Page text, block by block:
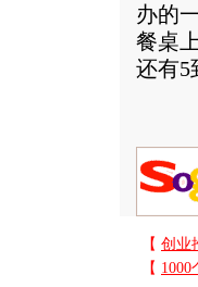
办的
餐桌
还有5